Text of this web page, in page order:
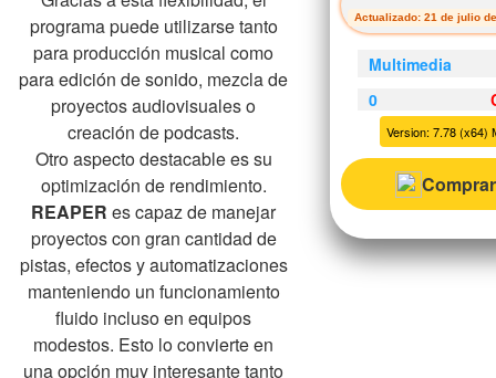
programa puede utilizarse tanto
para producción musical como
para edición de sonido, mezcla de
proyectos audiovisuales o
creación de podcasts.
Otro aspecto destacable es su
optimización de rendimiento.
REAPER es capaz de manejar
proyectos con gran cantidad de
pistas, efectos y automatizaciones
manteniendo un funcionamiento
fluido incluso en equipos
modestos. Esto lo convierte en
una opción muy interesante tanto
Actualizado: 21 de julio
Multimedia
0
Version: 7.78 (x64)